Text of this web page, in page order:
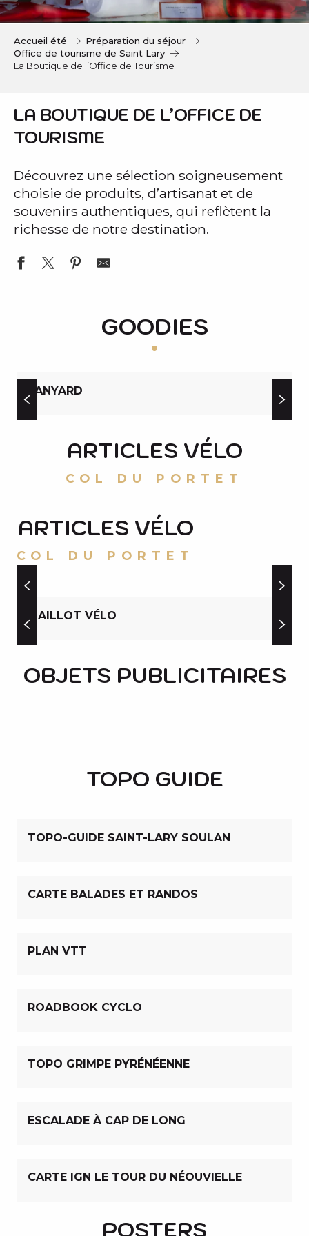
i
a
Accueil été
Préparation du séjour
Office de tourisme de Saint Lary
La Boutique de l’Office de Tourisme
LA BOUTIQUE DE L’OFFICE DE
TOURISME
Découvrez une sélection soigneusement
choisie de produits, d’artisanat et de
souvenirs authentiques, qui reflètent la
richesse de notre destination.
GOODIES
LANYARD
ARTICLES VÉLO
COL DU PORTET
ARTICLES VÉLO
COL DU PORTET
MAILLOT VÉLO
OBJETS PUBLICITAIRES
TOPO GUIDE
TOPO-GUIDE SAINT-LARY SOULAN
CARTE BALADES ET RANDOS
PLAN VTT
ROADBOOK CYCLO
TOPO GRIMPE PYRÉNÉENNE
ESCALADE À CAP DE LONG
CARTE IGN LE TOUR DU NÉOUVIELLE
POSTERS